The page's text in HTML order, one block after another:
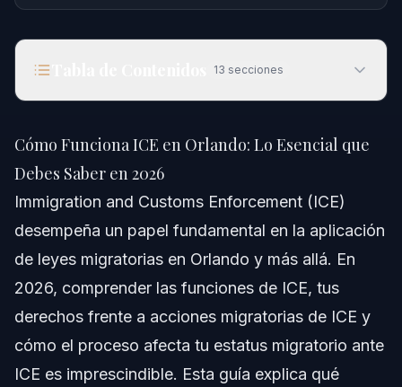
13 secciones
Respuesta Rápida
Comprendiendo ICE y Su Función
Estatus Migratorio ante ICE y Terminología
Pasos Clave si Te Encuentras con ICE en Orlando
Comprendiendo Tu Número de ICE
Cómo Funciona ICE en Orlando: Lo Esencial que
Debes Saber en 2026
Immigration and Customs Enforcement (ICE)
desempeña un papel fundamental en la aplicación
de leyes migratorias en Orlando y más allá. En
2026, comprender las funciones de ICE, tus
derechos frente a acciones migratorias de ICE y
cómo el proceso afecta tu estatus migratorio ante
ICE es imprescindible. Esta guía explica qué